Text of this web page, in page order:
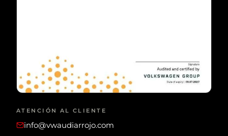
ATENCIÓN AL CLIENTE
info@vwaudiarrojo.com